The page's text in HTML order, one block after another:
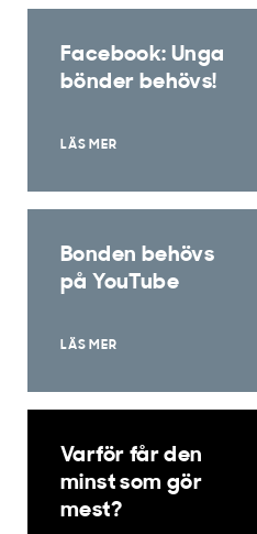
Facebook: Unga
bönder behövs!
LÄS MER
Bonden behövs
på YouTube
LÄS MER
Varför får den
minst som gör
mest?